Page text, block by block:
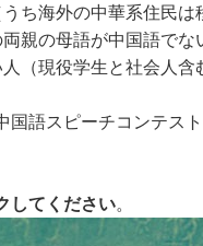
ち海外の中華系住民は
親の母語が中国語でな
（現役学生と社会人
国語スピーチコンテス
してください。